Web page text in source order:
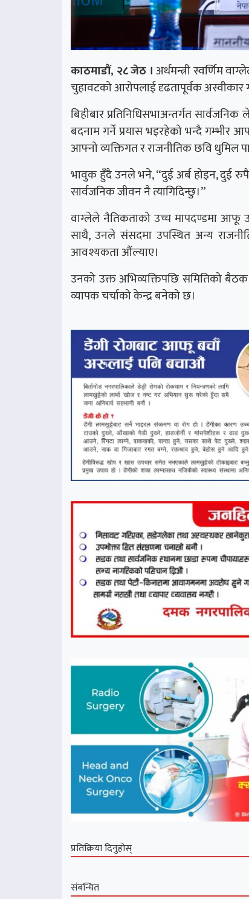
काठमाडौं, २८ जेठ ।अर्थमन्त्री स्वर्णिम
चुहावटको आरोपलाई दृढतापूर्वक अस्वीकार
बिहीबार प्रतिनिधिसभाअन्तर्गत
बदनाम गर्ने प्रयास भइरहेको भन्दै गम्भीर
आफ्नो व्यक्तिगत र राजनीतिक छवि धुमिल
भावुक हुँदै उनले भने, “दुई अर्ब होइन, दुई
सार्वजनिक जीवन नै त्यागिदिन्छु।”
वाग्लेले नैतिकताको उच्च मापदण्डमा आफू
साथै, उनले संसदमा उपस्थित अन्य
आवश्यकता औंल्याए।
उनको उक्त अभिव्यक्तिपछि समितिको
व्यापक चर्चाको केन्द्र बनेको छ।
प्रतिक्रिया दिनुहोस्
संबन्धित